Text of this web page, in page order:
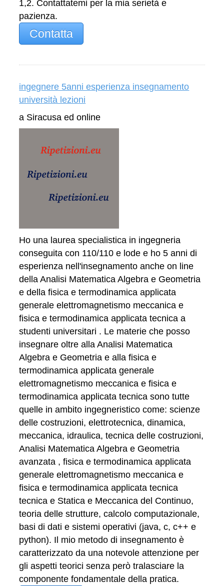
1,2. Contattatemi per la mia serietà e
pazienza.
Contatta
ingegnere 5anni esperienza insegnamento
università lezioni
a Siracusa ed online
Ho una laurea specialistica in ingegneria
conseguita con 110/110 e lode e ho 5 anni di
esperienza nell'insegnamento anche on line
della Analisi Matematica Algebra e Geometria
e della fisica e termodinamica applicata
generale elettromagnetismo meccanica e
fisica e termodinamica applicata tecnica a
studenti universitari . Le materie che posso
insegnare oltre alla Analisi Matematica
Algebra e Geometria e alla fisica e
termodinamica applicata generale
elettromagnetismo meccanica e fisica e
termodinamica applicata tecnica sono tutte
quelle in ambito ingegneristico come: scienze
delle costruzioni, elettrotecnica, dinamica,
meccanica, idraulica, tecnica delle costruzioni,
Analisi Matematica Algebra e Geometria
avanzata , fisica e termodinamica applicata
generale elettromagnetismo meccanica e
fisica e termodinamica applicata tecnica
tecnica e Statica e Meccanica del Continuo,
teoria delle strutture, calcolo computazionale,
basi di dati e sistemi operativi (java, c, c++ e
python). Il mio metodo di insegnamento è
caratterizzato da una notevole attenzione per
gli aspetti teorici senza però tralasciare la
componente fondamentale della pratica.